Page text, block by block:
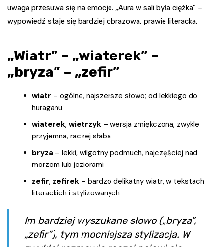
uwaga przesuwa się na emocje. „Aura w sali była ciężka” –
wypowiedź staje się bardziej obrazowa, prawie literacka.
„Wiatr” – „wiaterek” –
„bryza” – „zefir”
wiatr – ogólne, najszersze słowo; od lekkiego do
huraganu
wiaterek, wietrzyk – wersja zmiękczona, zwykle
przyjemna, raczej słaba
bryza – lekki, wilgotny podmuch, najczęściej nad
morzem lub jeziorami
zefir, zefirek – bardzo delikatny wiatr, w tekstach
literackich i stylizowanych
Im bardziej wyszukane słowo („bryza”,
„zefir”), tym mocniejsza stylizacja. W